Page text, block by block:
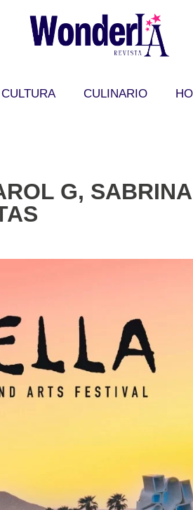
CULTURA CULINARIO
G,